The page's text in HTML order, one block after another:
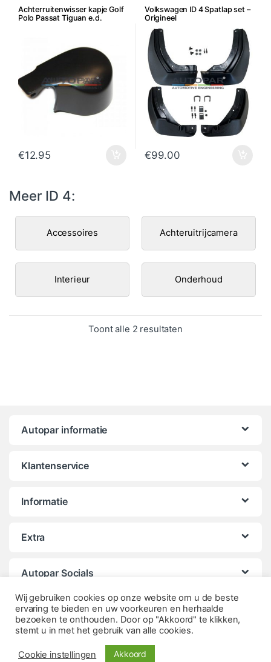
Achterruitenwisser kapje Golf
Polo Passat Tiguan e.d.
€12.95
Volkswagen ID 4 Spatlap set –
Origineel
€99.00
Meer ID 4:
Accessoires Achteruitrijcamera
Interieur Onderhoud
Toont alle 2 resultatenGesorteerd op
Autopar informatie
Klantenservice
Informatie
Extra
Autopar Socials
Wij gebruiken cookies op onze website om u de beste
ervaring te bieden en uw voorkeuren en herhaalde
bezoeken te onthouden. Door op "Akkoord" te klikken,
stemt u in met het gebruik van alle cookies.
Cookie instellingen Akkoord